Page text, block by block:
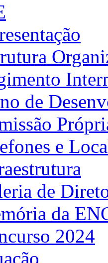
de
e
de
da
2024